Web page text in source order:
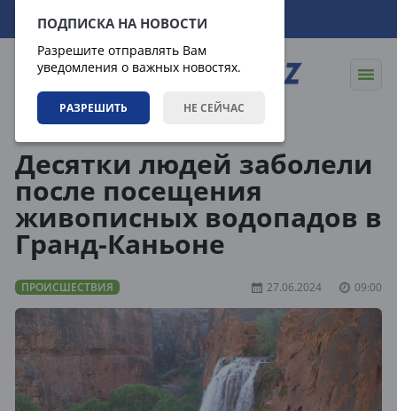
ПОДПИСКА НА НОВОСТИ
Разрешите отправлять Вам
уведомления о важных новостях.
РАЗРЕШИТЬ НЕ СЕЙЧАС
07.08.2026 21:21:27
Десятки людей заболели
после посещения
живописных водопадов в
Гранд-Каньоне
ПРОИСШЕСТВИЯ 27.06.2024 09:00